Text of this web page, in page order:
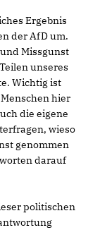
Ergebnis
der AfD um.
Missgunst
unseres
Wichtig ist
hier
die eigene
wieso
genommen
darauf
politischen